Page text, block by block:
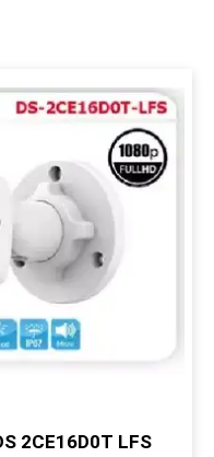
không thể phủ nhận!
thương hiệu nổi tiếng với chất
năng thông minh vượt trội. ✪
giàu kinh nghiệm, nhiệt tình
diễn ra nhanh chóng và hiệu
của bạn một cách an toàn và
báo giá chi tiết:
thoại: [Điền số điện thoại liên
nghiệp của bạn ngay hôm
hảo của bạn!
của chúng tôi!
2CE16D0T LFS